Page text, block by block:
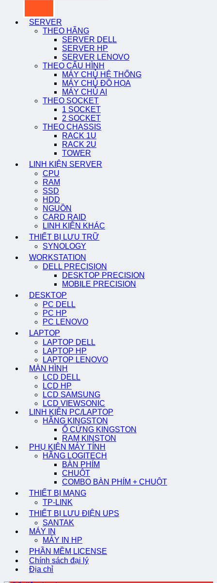
SERVER
THEO HÃNG
SERVER DELL
SERVER HP
SERVER LENOVO
THEO CẤU HÌNH
MÁY CHỦ HỆ THỐNG
MÁY CHỦ ĐỒ HỌA
MÁY CHỦ AI
THEO SOCKET
1 SOCKET
2 SOCKET
THEO CHASSIS
RACK 1U
RACK 2U
TOWER
LINH KIỆN SERVER
CPU
RAM
SSD
HDD
NGUỒN
CARD RAID
LINH KIỆN KHÁC
THIẾT BỊ LƯU TRỮ
SYNOLOGY
WORKSTATION
DELL PRECISION
DESKTOP PRECISION
MOBILE PRECISION
DESKTOP
PC DELL
PC HP
PC LENOVO
LAPTOP
LAPTOP DELL
LAPTOP HP
LAPTOP LENOVO
MÀN HÌNH
LCD DELL
LCD HP
LCD SAMSUNG
LCD VIEWSONIC
LINH KIỆN PC/LAPTOP
HÃNG KINGSTON
Ổ CỨNG KINGSTON
RAM KINSTON
PHỤ KIỆN MÁY TÍNH
HÃNG LOGITECH
BÀN PHÍM
CHUỘT
COMBO BÀN PHÍM + CHUỘT
THIẾT BỊ MẠNG
TP-LINK
THIẾT BỊ LƯU ĐIỆN UPS
SANTAK
MÁY IN
MÁY IN HP
PHẦN MỀM LICENSE
Chính sách đại lý
Địa chỉ